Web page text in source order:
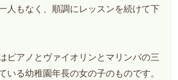
人もなく、順調にレッスンを続けて下
ピアノとヴァイオリンとマリンバの三
いる幼稚園年長の女の子のものです。